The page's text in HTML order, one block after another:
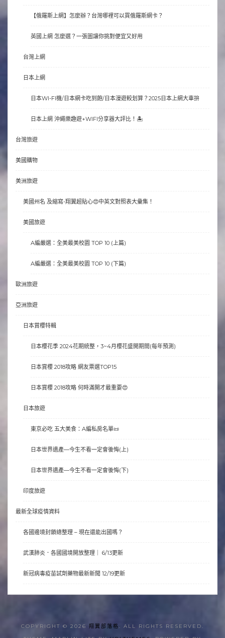
【俄羅斯上網】怎麼辦？台灣哪裡可以買俄羅斯網卡？
英國上網 怎麼選？一張圖讓你挑對便宜又好用
台灣上網
日本上網
日本WI-FI機/日本網卡吃到飽/日本漫遊較划算？2025日本上網大車拚
日本上網 沖繩樂趣遊+WIFI分享器大評比！🏝
台灣旅遊
美國購物
美洲旅遊
美國州名 及縮寫-翔翼超貼心😍中英文對照表大彙集！
美國旅遊
A編嚴選：全美最美校園 TOP 10 (上篇)
A編嚴選：全美最美校園 TOP 10 (下篇)
歐洲旅遊
亞洲旅遊
日本賞櫻特輯
日本櫻花季 2024花期統整，3~4月櫻花盛開期間(每年預測)
日本賞櫻 2018攻略 網友票選TOP15
日本賞櫻 2018攻略 何時滿開才最重要😍
日本旅遊
東京必吃 五大美食：A編私房名單📜
日本世界遺產—今生不看一定會後悔(上)
日本世界遺產—今生不看一定會後悔(下)
印度旅遊
最新全球疫情資料
各國邊境封鎖總整理 – 現在還能出國嗎？
武漢肺炎．各國國境開放整理｜ 6/13更新
新冠病毒疫苗試劑藥物最新新聞 12/19更新
COPYRIGHT © 2026 翔翼部落格. ALL RIGHTS RESERVED.